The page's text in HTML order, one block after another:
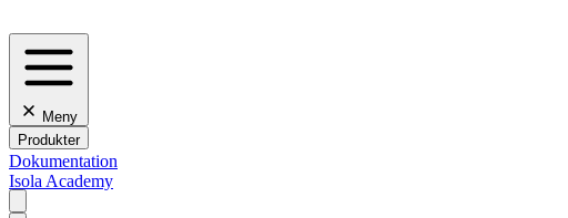
Meny
Produkter
Dokumentation
Isola Academy